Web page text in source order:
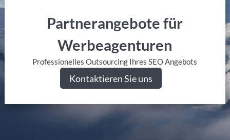
Partnerangebote für
Werbeagenturen
Professionelles Outsourcing Ihres SEO Angebots
Kontaktieren Sie uns